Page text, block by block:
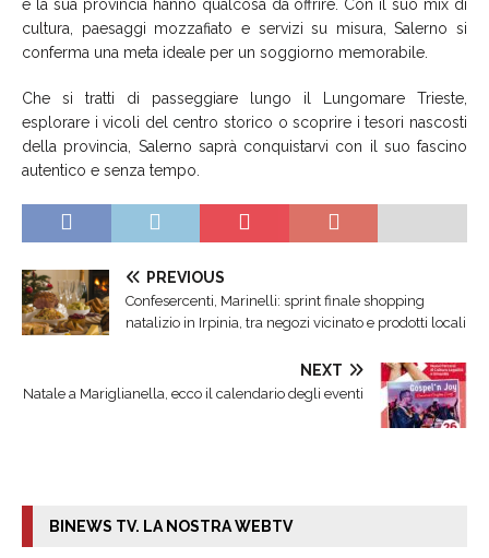
e la sua provincia hanno qualcosa da offrire. Con il suo mix di
cultura, paesaggi mozzafiato e servizi su misura, Salerno si
conferma una meta ideale per un soggiorno memorabile.
Che si tratti di passeggiare lungo il Lungomare Trieste,
esplorare i vicoli del centro storico o scoprire i tesori nascosti
della provincia, Salerno saprà conquistarvi con il suo fascino
autentico e senza tempo.
PREVIOUS
Confesercenti, Marinelli: sprint finale shopping
natalizio in Irpinia, tra negozi vicinato e prodotti locali
NEXT
Natale a Mariglianella, ecco il calendario degli eventi
BINEWS TV. LA NOSTRA WEBTV